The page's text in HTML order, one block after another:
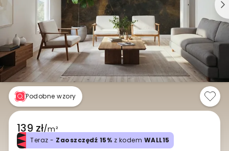
Podobne wzory
139 zł/m²
Teraz - Zaoszczędź 15% z kodem WALL15